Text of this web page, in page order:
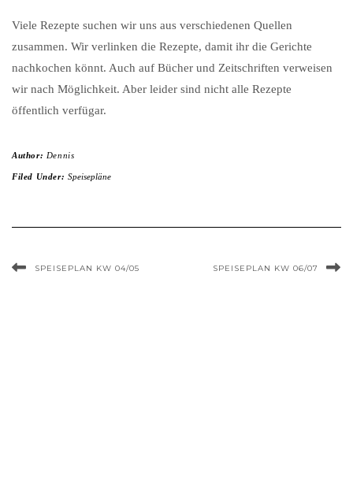
Viele Rezepte suchen wir uns aus verschiedenen Quellen
zusammen. Wir verlinken die Rezepte, damit ihr die Gerichte
nachkochen könnt. Auch auf Bücher und Zeitschriften verweisen
wir nach Möglichkeit. Aber leider sind nicht alle Rezepte
öffentlich verfügar.
Author: Dennis
Filed Under: Speisepläne
SPEISEPLAN KW 04/05 SPEISEPLAN KW 06/07